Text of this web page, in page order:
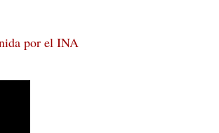
por el INA